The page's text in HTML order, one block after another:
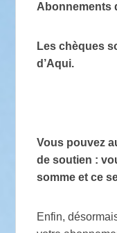
Abonnements
Les chèques
d’Aqui.
Vous pouvez
de soutien :
somme et ce
Enfin,